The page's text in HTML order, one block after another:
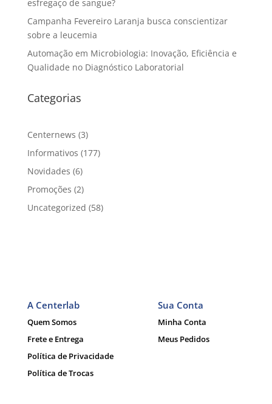
esfregaço de sangue?
Campanha Fevereiro Laranja busca conscientizar
sobre a leucemia
Automação em Microbiologia: Inovação, Eficiência e
Qualidade no Diagnóstico Laboratorial
Categorias
Centernews (3)
Informativos (177)
Novidades (6)
Promoções (2)
Uncategorized (58)
A Centerlab
Quem Somos
Frete e Entrega
Política de Privacidade
Política de Trocas
Sua Conta
Minha Conta
Meus Pedidos